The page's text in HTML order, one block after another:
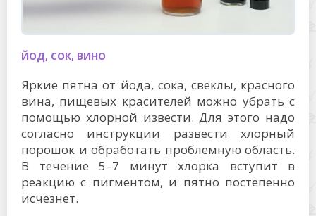
ЙОД, СОК, ВИНО
Яркие пятна от йода, сока, свеклы, красного
вина, пищевых красителей можно убрать с
помощью хлорной извести. Для этого надо
согласно инструкции развести хлорный
порошок и обработать проблемную область.
В течение 5–7 минут хлорка вступит в
реакцию с пигментом, и пятно постепенно
исчезнет.